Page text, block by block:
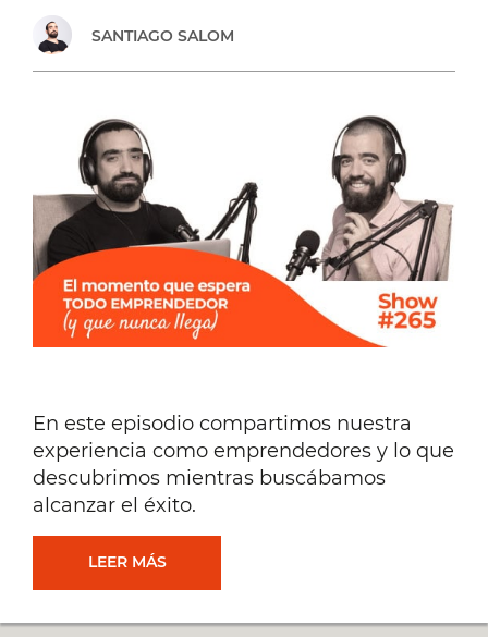
SANTIAGO SALOM
En este episodio compartimos nuestra
experiencia como emprendedores y lo que
descubrimos mientras buscábamos
alcanzar el éxito.
LEER MÁSEL